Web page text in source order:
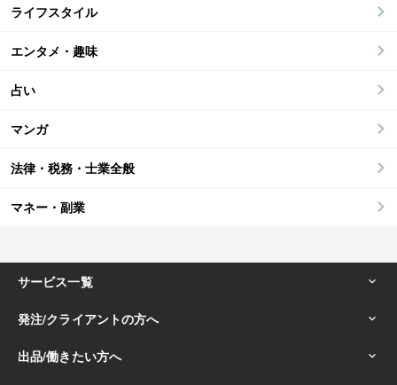
ライフスタイル
エンタメ・趣味
占い
マンガ
法律・税務・士業全般
マネー・副業